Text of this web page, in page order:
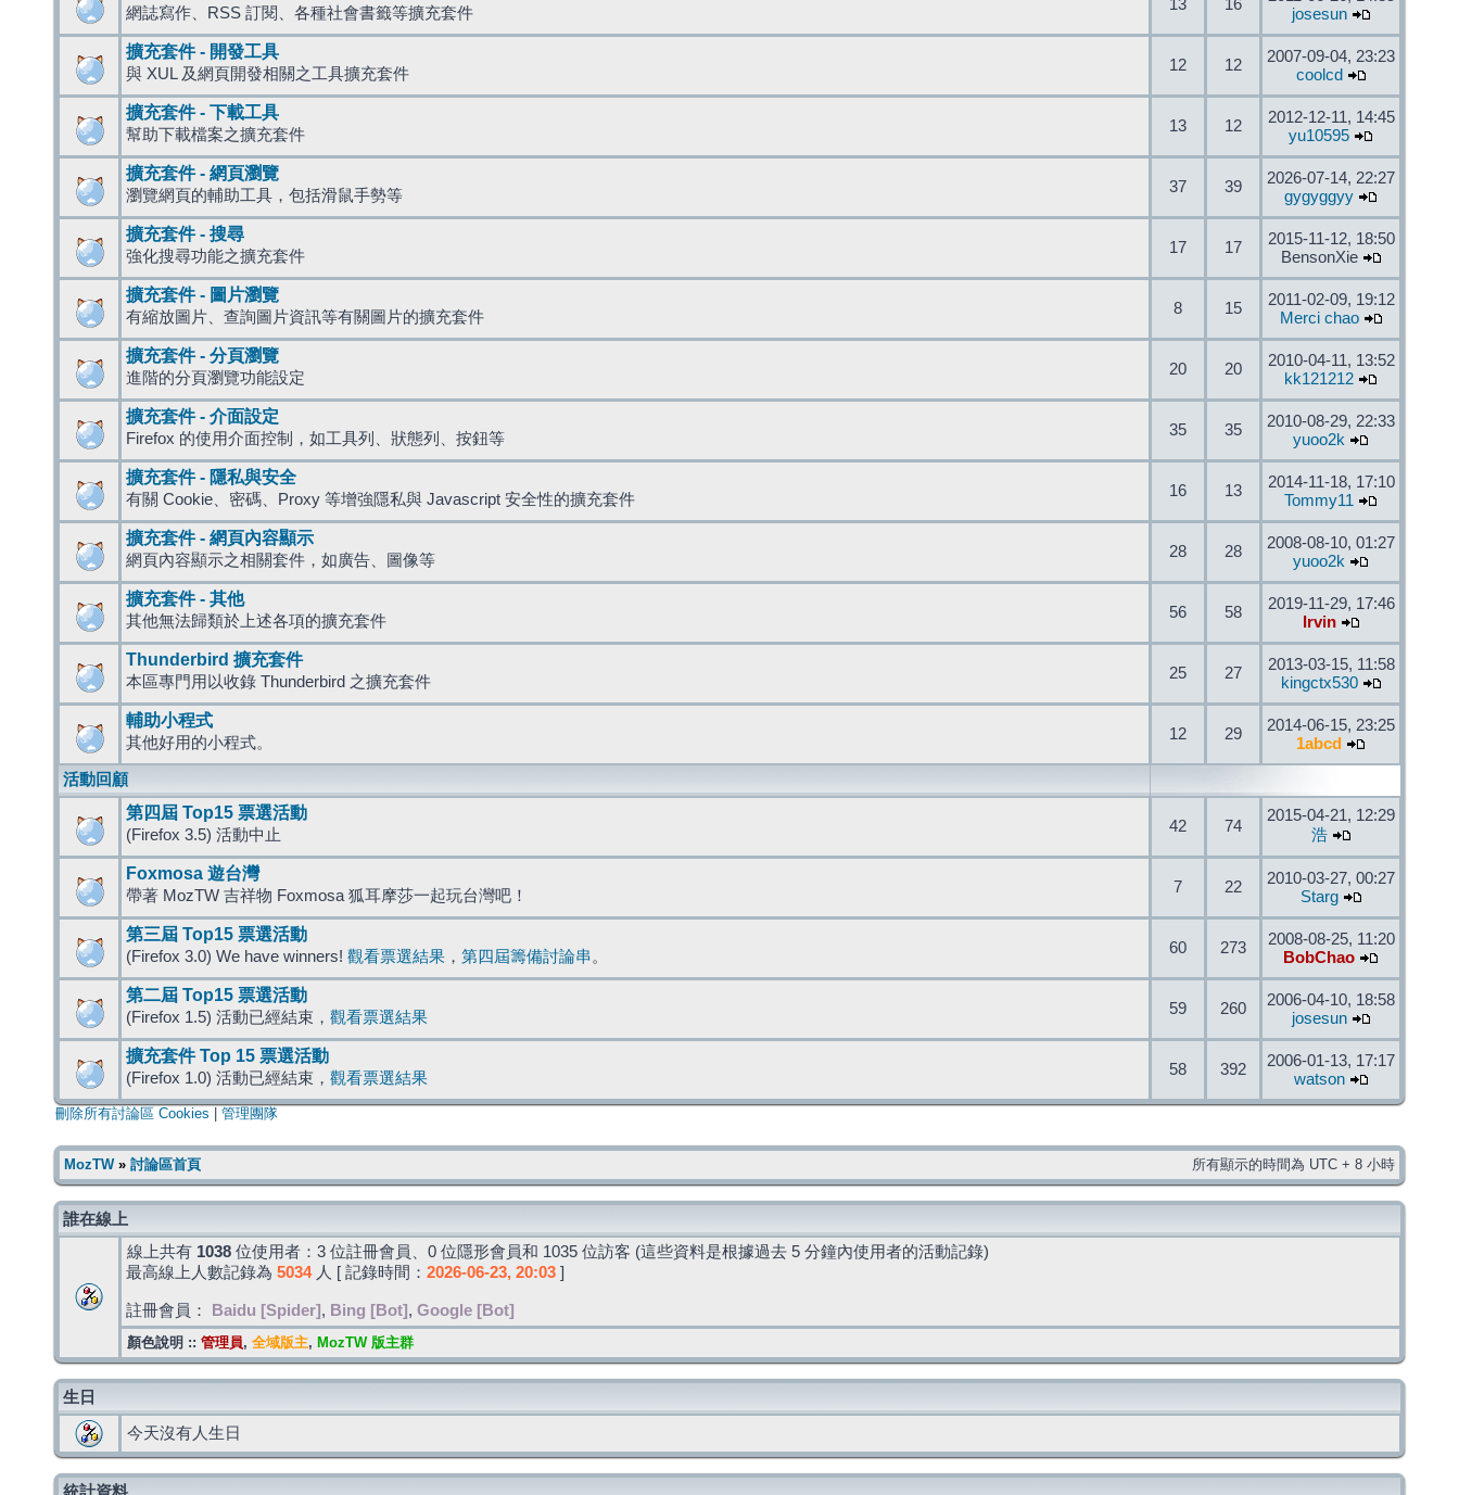
網誌寫作、RSS 訂閱、各種社會書籤等擴充套件 13 16
josesun
擴充套件 - 開發工具
與 XUL 及網頁開發相關之工具擴充套件 12 12
2007-09-04, 23:23
coolcd
擴充套件 - 下載工具
幫助下載檔案之擴充套件 13 12
2012-12-11, 14:45
yu10595
擴充套件 - 網頁瀏覽
瀏覽網頁的輔助工具，包括滑鼠手勢等 37 39
2026-07-14, 22:27
gygyggyy
擴充套件 - 搜尋
強化搜尋功能之擴充套件 17 17
2015-11-12, 18:50
BensonXie
擴充套件 - 圖片瀏覽
有縮放圖片、查詢圖片資訊等有關圖片的擴充套件 8 15
2011-02-09, 19:12
Merci chao
擴充套件 - 分頁瀏覽
進階的分頁瀏覽功能設定 20 20
2010-04-11, 13:52
kk121212
擴充套件 - 介面設定
Firefox 的使用介面控制，如工具列、狀態列、按鈕等 35 35
2010-08-29, 22:33
yuoo2k
擴充套件 - 隱私與安全
有關 Cookie、密碼、Proxy 等增強隱私與 Javascript 安全性的擴充套件 16 13
2014-11-18, 17:10
Tommy11
擴充套件 - 網頁內容顯示
網頁內容顯示之相關套件，如廣告、圖像等 28 28
2008-08-10, 01:27
yuoo2k
擴充套件 - 其他
其他無法歸類於上述各項的擴充套件 56 58
2019-11-29, 17:46
Irvin
Thunderbird 擴充套件
本區專門用以收錄 Thunderbird 之擴充套件 25 27
2013-03-15, 11:58
kingctx530
輔助小程式
其他好用的小程式。 12 29
2014-06-15, 23:25
1abcd
活動回顧
第四屆 Top15 票選活動
(Firefox 3.5) 活動中止 42 74
2015-04-21, 12:29
浩
Foxmosa 遊台灣
帶著 MozTW 吉祥物 Foxmosa 狐耳摩莎一起玩台灣吧！ 7 22
2010-03-27, 00:27
Starg
第三屆 Top15 票選活動
(Firefox 3.0) We have winners! 觀看票選結果 ， 第四屆籌備討論串 。 60 273
2008-08-25, 11:20
BobChao
第二屆 Top15 票選活動
(Firefox 1.5) 活動已經結束， 觀看票選結果 59 260
2006-04-10, 18:58
josesun
擴充套件 Top 15 票選活動
(Firefox 1.0) 活動已經結束， 觀看票選結果 58 392
2006-01-13, 17:17
watson
刪除所有討論區 Cookies 管理團隊
MozTW» 討論區首頁 所有顯示的時間為 UTC + 8 小時
誰在線上
線上共有 1038 位使用者：3 位註冊會員、0 位隱形會員和 1035 位訪客 (這些資料是根據過去 5 分鐘內使用者的活動記錄)
最高線上人數記錄為 5034人 [ 記錄時間： 2026-06-23, 20:03 ]
註冊會員： Baidu [Spider] , Bing [Bot] , Google [Bot]
顏色說明 :: 管理員, 全域版主, MozTW 版主群
生日
今天沒有人生日